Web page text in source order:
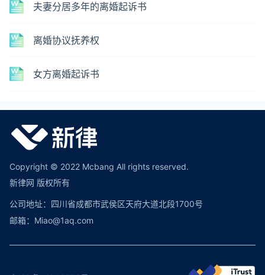
夫妻分居多年的离婚起诉书
离婚协议抚养权
女方离婚起诉书
Copyright © 2022 Mcbang All rights reserved.
新律网 版权所有
公司地址：四川省成都市武侯区天府大道北段1700号
邮箱：Miao@1aq.com